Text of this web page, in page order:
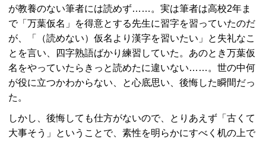
が教養のない筆者には読めず……。実は筆者は高校2年ま
で「万葉仮名」を得意とする先生に習字を習っていたのだ
が、「（読めない）仮名より漢字を習いたい」と失礼なこ
とを言い、四字熟語ばかり練習していた。あのとき万葉仮
名をやっていたらきっと読めたに違いない……。世の中何
が役に立つかわからない、と心底思い、後悔した瞬間だっ
た。
しかし、後悔しても仕方がないので、とりあえず「古くて
大事そう」ということで、素性を明らかにすべく机の上で